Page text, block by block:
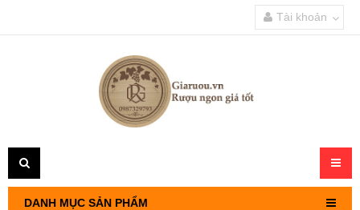
Tài khoản
DANH MỤC SẢN PHẨM